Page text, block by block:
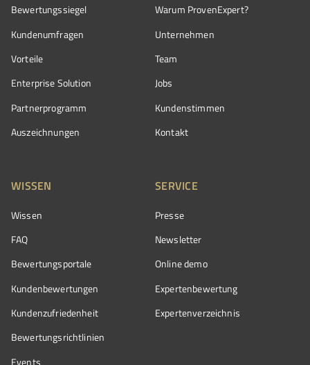
Bewertungssiegel
Kundenumfragen
Vorteile
Enterprise Solution
Partnerprogramm
Auszeichnungen
Warum ProvenExpert?
Unternehmen
Team
Jobs
Kundenstimmen
Kontakt
WISSEN
Wissen
FAQ
Bewertungsportale
Kundenbewertungen
Kundenzufriedenheit
Bewertungs­richtlinien
Events
SERVICE
Presse
Newsletter
Online demo
Expertenbewertung
Expertenverzeichnis